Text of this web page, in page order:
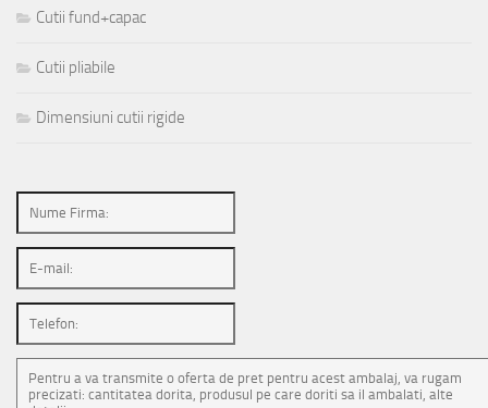
Cutii fund+capac
Cutii pliabile
Dimensiuni cutii rigide